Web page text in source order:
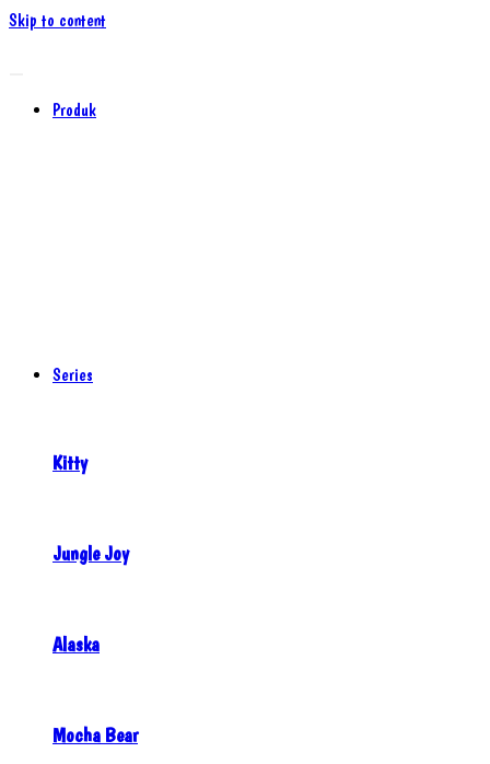
Skip to content
Produk
Series
Kitty
Jungle Joy
Alaska
Mocha Bear